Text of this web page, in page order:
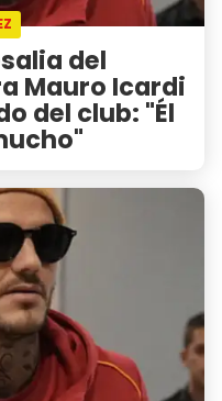
del
Mauro Icardi
del club: "Él